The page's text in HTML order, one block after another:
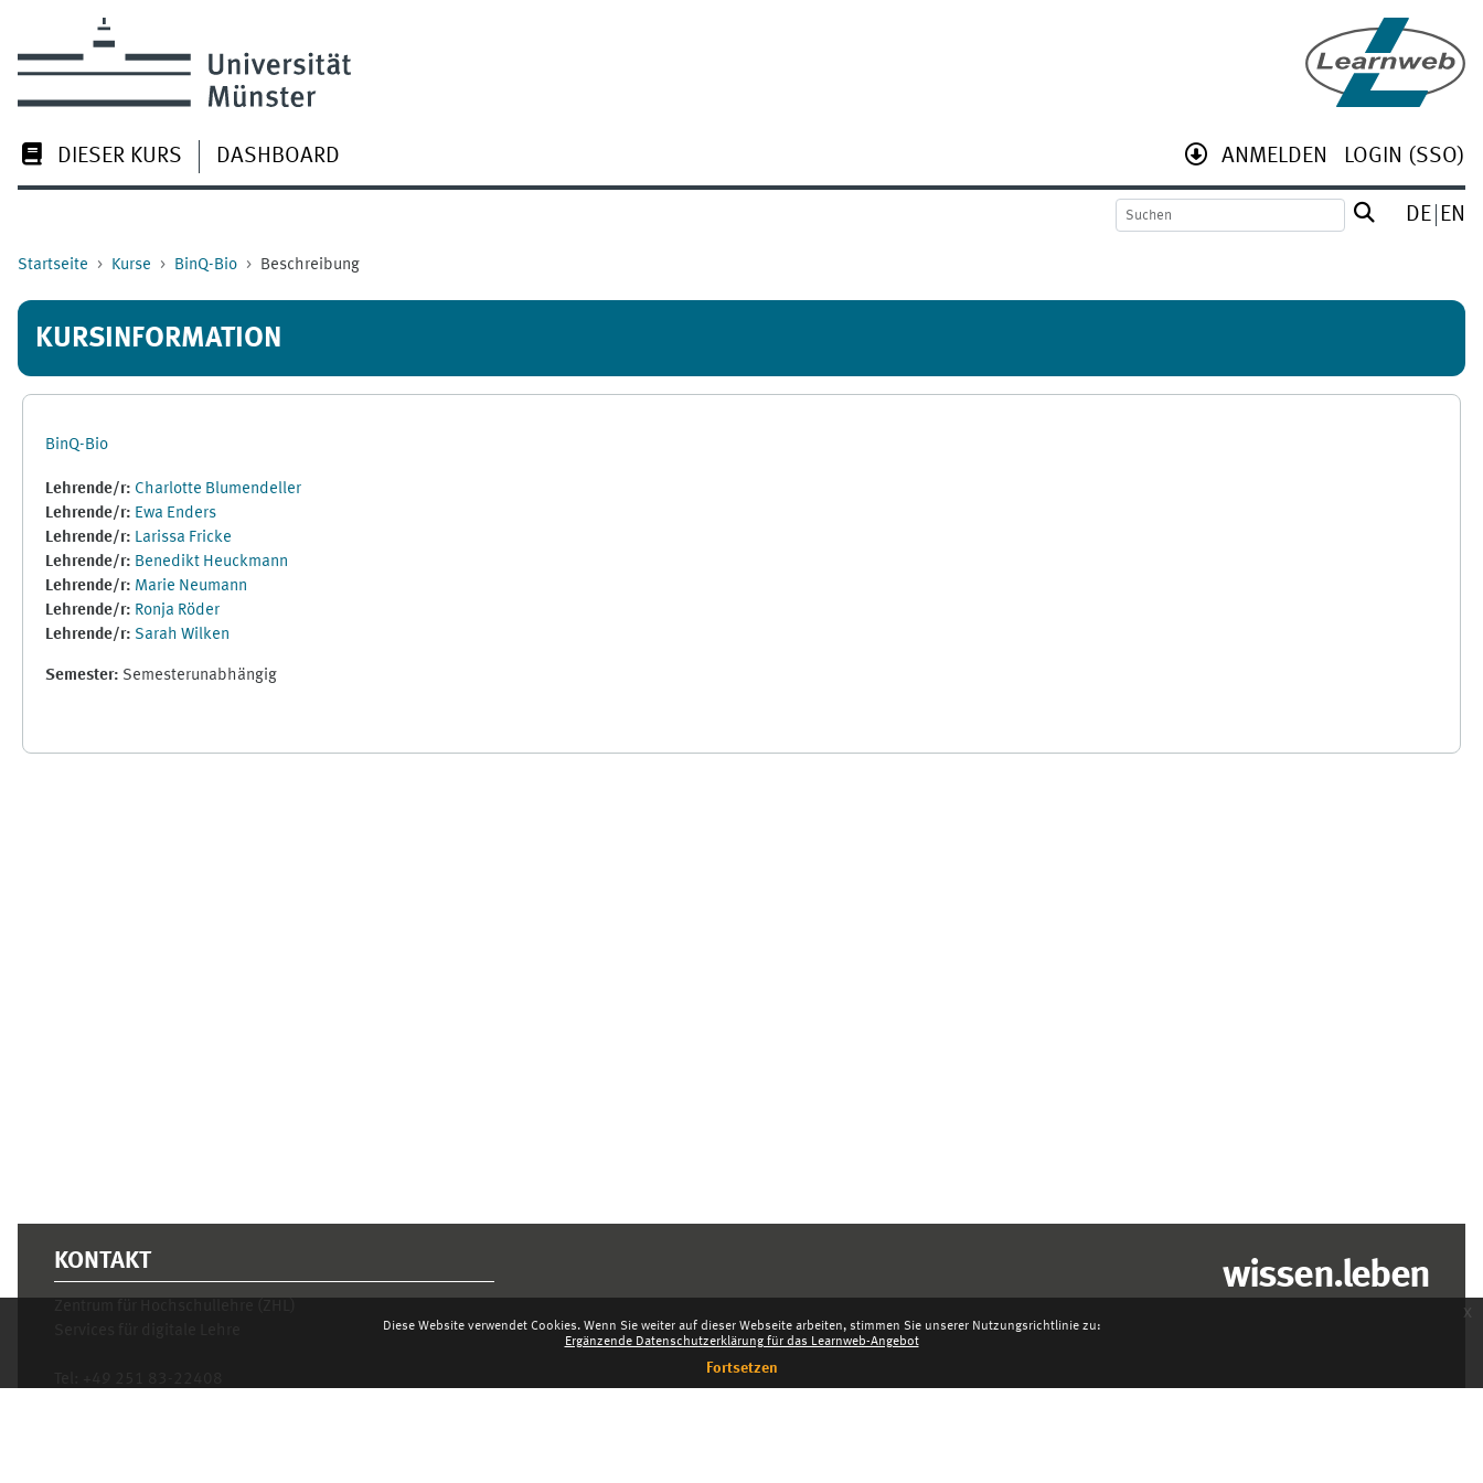
Diese Website verwendet Cookies. Wenn Sie weiter auf dieser Webseite arbeiten, stimmen Sie unserer Nutzungsrichtlinie zu:
Ergänzende Datenschutzerklärung für das Learnweb-Angebot
Fortsetzen
x
DIESER KURS DASHBOARD ANMELDEN LOGIN (SSO)
DE EN
Startseite Kurse BinQ-Bio Beschreibung
KURSINFORMATION
BinQ-Bio
Lehrende/r: Charlotte Blumendeller
Lehrende/r: Ewa Enders
Lehrende/r: Larissa Fricke
Lehrende/r: Benedikt Heuckmann
Lehrende/r: Marie Neumann
Lehrende/r: Ronja Röder
Lehrende/r: Sarah Wilken
Semester: Semesterunabhängig
KONTAKT wissen.leben